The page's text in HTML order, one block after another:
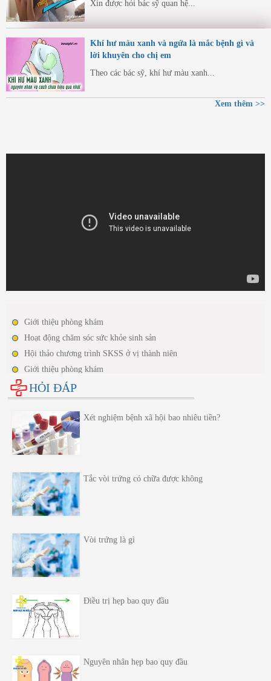
Xin được hỏi bác sỹ quan hệ...
Khí hư màu xanh và ngứa là mắc bệnh gì và
lời khuyên cho chị em
Theo các bác sỹ, khí hư màu xanh...
Xem thêm >>
Giới thiệu phòng khám
Hoạt động chăm sóc sức khỏe sinh sản
Hội thảo chương trình SKSS ở vị thành niên
Giới thiệu phòng khám
Hoạt động chăm sóc sức khỏe sinh sản
Hội thảo chương trình SKSS ở vị thành niên
HỎI ĐÁP
Xét nghiệm bệnh xã hội bao nhiêu tiền?
Tắc vòi trứng có chữa được không
Vòi trứng là gì
Điều trị hẹp bao quy đầu
Nguyên nhân hẹp bao quy đầu